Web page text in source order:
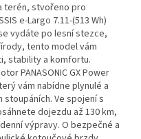
terén, stvořeno pro
e-Largo 7.11-(513 Wh)
vydáte po lesní stezce,
tento model vám
stability a komfortu.
PANASONIC GX Power
vám nabídne plynulé a
Ve spojení s
dojezdu až 130 km,
výpravy. O bezpečné a